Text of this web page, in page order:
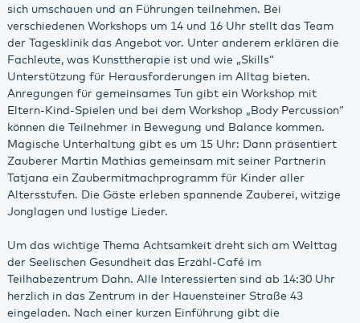
sich umschauen und an Führungen teilnehmen. Bei
verschiedenen Workshops um 14 und 16 Uhr stellt das Team
der Tagesklinik das Angebot vor. Unter anderem erklären die
Fachleute, was Kunsttherapie ist und wie „Skills“
Unterstützung für Herausforderungen im Alltag bieten.
Anregungen für gemeinsames Tun gibt ein Workshop mit
Eltern-Kind-Spielen und bei dem Workshop „Body Percussion“
können die Teilnehmer in Bewegung und Balance kommen.
Magische Unterhaltung gibt es um 15 Uhr: Dann präsentiert
Zauberer Martin Mathias gemeinsam mit seiner Partnerin
Tatjana ein Zaubermitmachprogramm für Kinder aller
Altersstufen. Die Gäste erleben spannende Zauberei, witzige
Jonglagen und lustige Lieder.
Um das wichtige Thema Achtsamkeit dreht sich am Welttag
der Seelischen Gesundheit das Erzähl-Café im
Teilhabezentrum Dahn. Alle Interessierten sind ab 14:30 Uhr
herzlich in das Zentrum in der Hauensteiner Straße 43
eingeladen. Nach einer kurzen Einführung gibt die